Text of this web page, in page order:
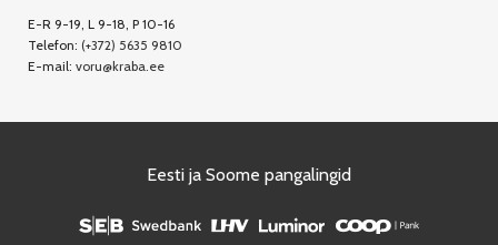
E-R 9-19, L 9-18, P 10-16
Telefon: (+372) 5635 9810
E-mail: voru@kraba.ee
Eesti ja Soome pangalingid